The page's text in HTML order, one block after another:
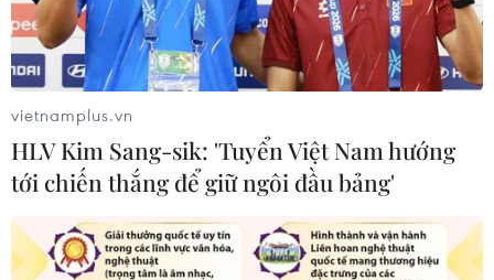
vietnamplus.vn
HLV Kim Sang-sik: 'Tuyển Việt Nam hướng
tới chiến thắng để giữ ngôi đầu bảng'